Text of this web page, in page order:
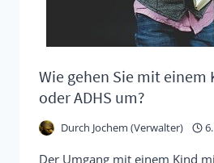
Wie gehen Sie mit einem
oder ADHS um?
Durch Jochem (Verwalter)
Der Umgang mit einem Kind